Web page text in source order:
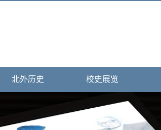
北外历史 校史展览